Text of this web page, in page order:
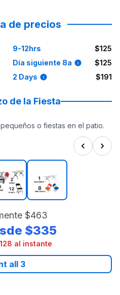
de clientes
de precios
9-12hrs
$125
Día siguiente 8a
$125
2 Days
$191
de la Fiesta
o fiestas en el patio.
$463
$335
al instante
all 3